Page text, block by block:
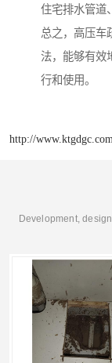
住宅排水管道
总之，高压车
法，能够有效
行和使用。
http://www.ktgdgc.com
Development,